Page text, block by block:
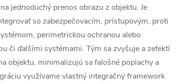
jednoduchý prenos obrazu z objektu. Je
so zabezpečovacím, prístupovým, proti
perimetrickou ochranou alebo
či ďalšími systémami. Tým sa zvyšuje a zefektí
objektu, minimalizujú sa falošné poplachy a
využívame vlastný integračný framework